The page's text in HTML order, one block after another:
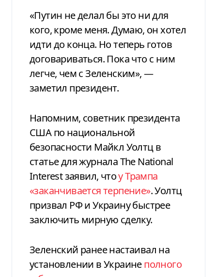
«Путин не делал бы это ни для
кого, кроме меня. Думаю, он хотел
идти до конца. Но теперь готов
договариваться. Пока что с ним
легче, чем с Зеленским», —
заметил президент.
Напомним, советник президента
США по национальной
безопасности Майкл Уолтц в
статье для журнала The National
Interest заявил, чтоу Трампа
«заканчивается терпение». Уолтц
призвал РФ и Украину быстрее
заключить мирную сделку.
Зеленский ранее настаивал на
установлении в Украинеполного